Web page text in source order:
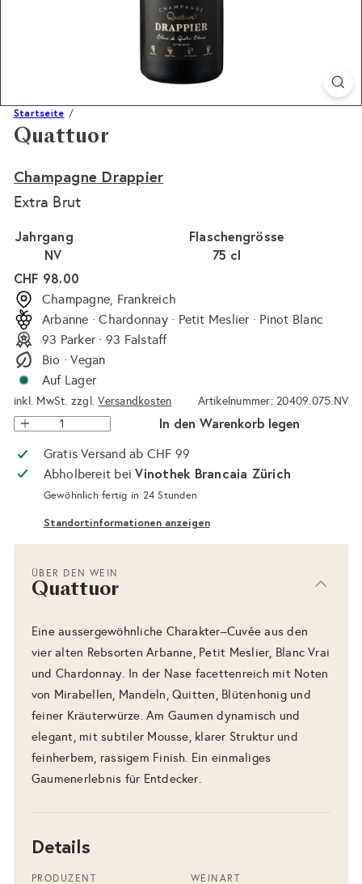
Startseite
Quattuor
Champagne Drappier
Extra Brut
Flaschengrösse
75 cl
Jahrgang
NV
Normaler
Preis
CHF 98.00
Champagne, Frankreich
Arbanne · Chardonnay · Petit Meslier · Pinot Blanc
93 Parker · 93 Falstaff
Bio · Vegan
Auf Lager
inkl. MwSt. zzgl.Versandkosten Artikelnummer: 20409.075.NV
In den Warenkorb legen
Gratis Versand ab CHF 99
Abholbereit beiVinothek Brancaia Zürich
Gewöhnlich fertig in 24 Stunden
Standortinformationen anzeigen
ÜBER DEN WEIN
Quattuor
Eine aussergewöhnliche Charakter–Cuvée aus den
vier alten Rebsorten Arbanne, Petit Meslier, Blanc Vrai
und Chardonnay. In der Nase facettenreich mit Noten
von Mirabellen, Mandeln, Quitten, Blütenhonig und
feiner Kräuterwürze. Am Gaumen dynamisch und
elegant, mit subtiler Mousse, klarer Struktur und
feinherbem, rassigem Finish. Ein einmaliges
Gaumenerlebnis für Entdecker.
Details
PRODUZENT WEINART